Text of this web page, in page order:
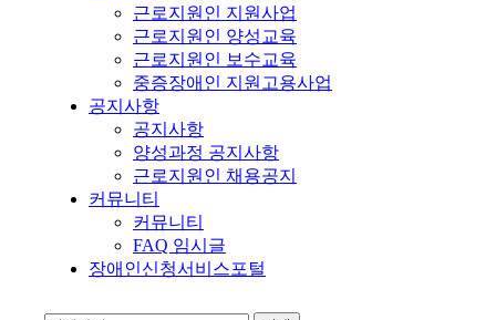
근로지원인 지원사업
근로지원인 양성교육
근로지원인 보수교육
중증장애인 지원고용사업
공지사항
공지사항
양성과정 공지사항
근로지원인 채용공지
커뮤니티
커뮤니티
FAQ 임시글
장애인신청서비스포털